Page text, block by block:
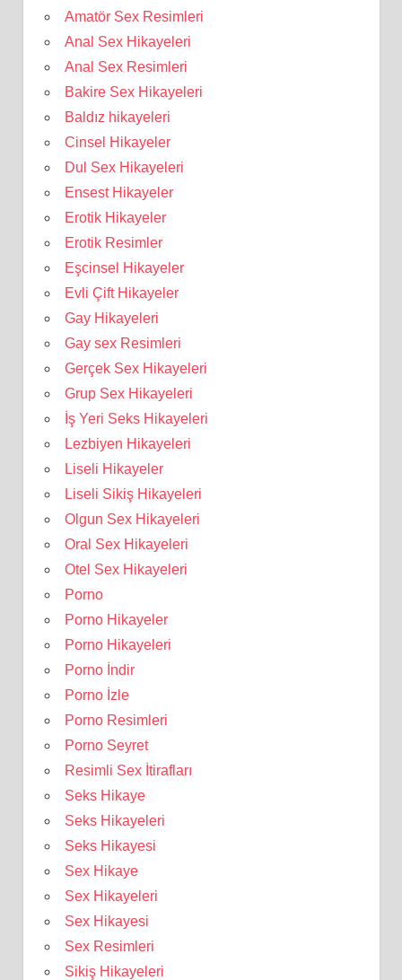
Amatör Sex Resimleri
Anal Sex Hikayeleri
Anal Sex Resimleri
Bakire Sex Hikayeleri
Baldız hikayeleri
Cinsel Hikayeler
Dul Sex Hikayeleri
Ensest Hikayeler
Erotik Hikayeler
Erotik Resimler
Eşcinsel Hikayeler
Evli Çift Hikayeler
Gay Hikayeleri
Gay sex Resimleri
Gerçek Sex Hikayeleri
Grup Sex Hikayeleri
İş Yeri Seks Hikayeleri
Lezbiyen Hikayeleri
Liseli Hikayeler
Liseli Sikiş Hikayeleri
Olgun Sex Hikayeleri
Oral Sex Hikayeleri
Otel Sex Hikayeleri
Porno
Porno Hikayeler
Porno Hikayeleri
Porno İndir
Porno İzle
Porno Resimleri
Porno Seyret
Resimli Sex İtirafları
Seks Hikaye
Seks Hikayeleri
Seks Hikayesi
Sex Hikaye
Sex Hikayeleri
Sex Hikayesi
Sex Resimleri
Sikiş Hikayeleri